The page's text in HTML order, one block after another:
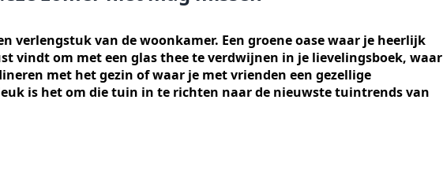
verlengstuk van de woonkamer. Een groene oase waar je heerlijk
vindt om met een glas thee te verdwijnen in je lievelingsboek, waar
met het gezin of waar je met vrienden een gezellige
is het om die tuin in te richten naar de nieuwste tuintrends van